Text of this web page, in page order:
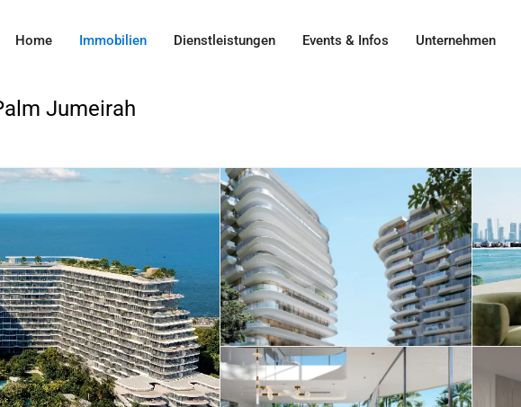
Home Immobilien Dienstleistungen Events & Infos Unternehmen
Jumeirah